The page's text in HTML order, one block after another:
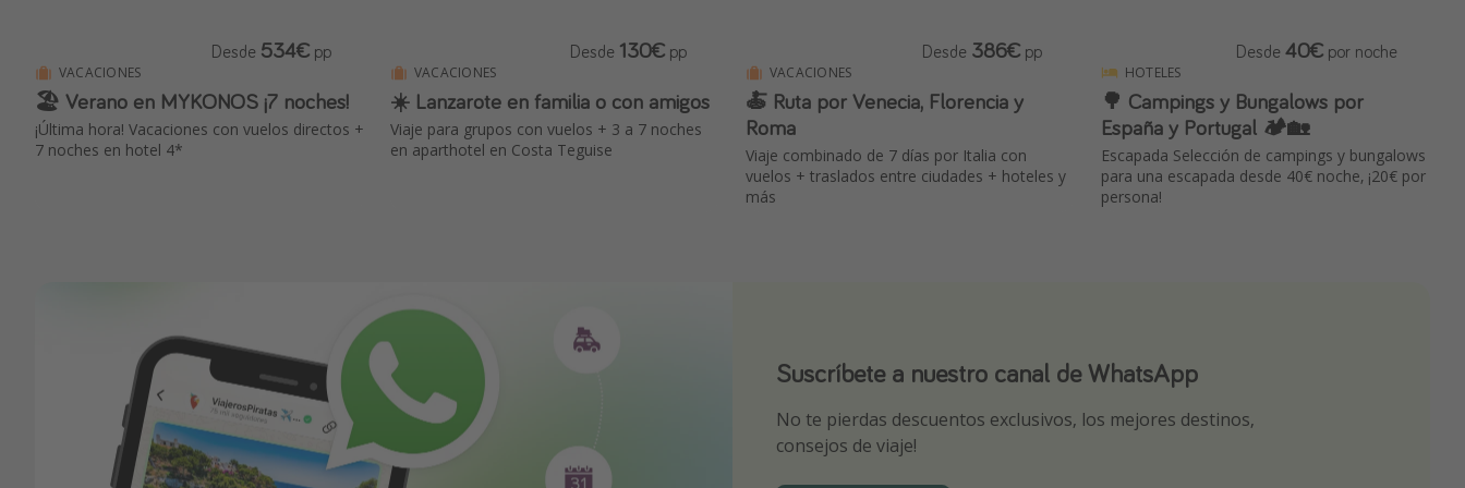
VACACIONES
🏖 Verano en MYKONOS ¡7 noches!
¡Última hora! Vacaciones con vuelos directos +
7 noches en hotel 4*
Desde 534€ pp
VACACIONES
☀️ Lanzarote en familia o con amigos
Viaje para grupos con vuelos + 3 a 7 noches
en aparthotel en Costa Teguise
Desde 130€ pp
VACACIONES
🍝 Ruta por Venecia, Florencia y
Roma
Viaje combinado de 7 días por Italia con
vuelos + traslados entre ciudades + hoteles y
más
Desde 386€ pp
HOTELES
🌳 Campings y Bungalows por
España y Portugal 🏕️🏡
Escapada Selección de campings y bungalows
para una escapada desde 40€ noche, ¡20€ por
persona!
Desde 40€ por noche
Suscríbete a nuestro canal de WhatsApp
No te pierdas descuentos exclusivos, los mejores destinos,
consejos de viaje!
Descarga nuestra app
Sé el primero en reservar nuestros chollazos
¡Suscríbete a nuestro canal de Telegram!
¡Recibe las mejores ofertas seleccionadas para ti por nuestros
expertos en viajes